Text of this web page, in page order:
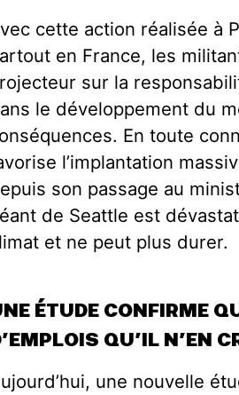
cette action réalisée à
en France, les
sur la
le développement du
En toute
l’implantation
son passage au
de Seattle est
et ne peut plus durer.
ÉTUDE CONFIRME
QU’IL N’EN
une nouvelle